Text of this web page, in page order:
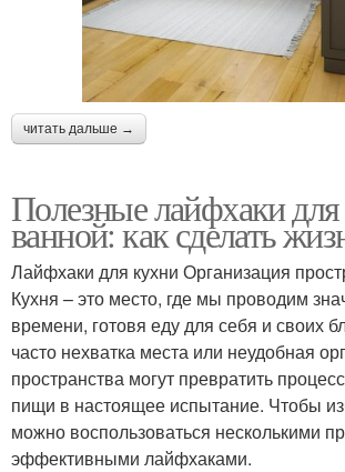
читать дальше →
Полезные лайфхаки
ванной: как сделать
Лайфхаки для кухни Организация
Кухня – это место, где мы проводим
времени, готовя еду для себя и своих
часто нехватка места или неудобная
пространства могут превратить
пищи в настоящее испытание. Чтобы
можно воспользоваться несколькими
эффективными лайфхаками.